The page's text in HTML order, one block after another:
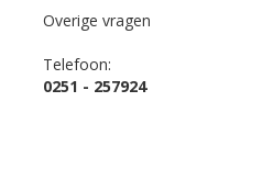
Overige vragen
Telefoon:
0251 - 257924